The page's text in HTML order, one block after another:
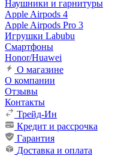
Наушники и гарнитуры
Apple Airpods 4
Apple Airpods Pro 3
Игрушки Labubu
Смартфоны
Honor/Huawei
О магазине
О компании
Отзывы
Контакты
Трейд-Ин
Кредит и рассрочка
Гарантия
Доставка и оплата